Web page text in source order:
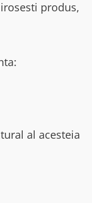
produs,
al acesteia